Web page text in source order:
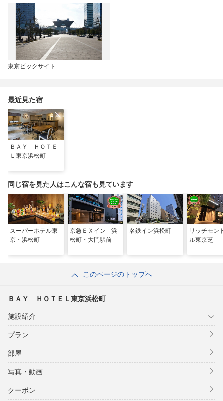
東京ビックサイト
最近見た宿
ＢＡＹ ＨＯＴＥ
Ｌ東京浜松町
同じ宿を見た人はこんな宿も見ています
スーパーホテル東
京・浜松町
京急ＥＸイン 浜
松町・大門駅前
名鉄イン浜松町
リッチモン
ル東京芝
このページのトップへ
ＢＡＹ ＨＯＴＥＬ東京浜松町
施設紹介
プラン
部屋
写真・動画
クーポン